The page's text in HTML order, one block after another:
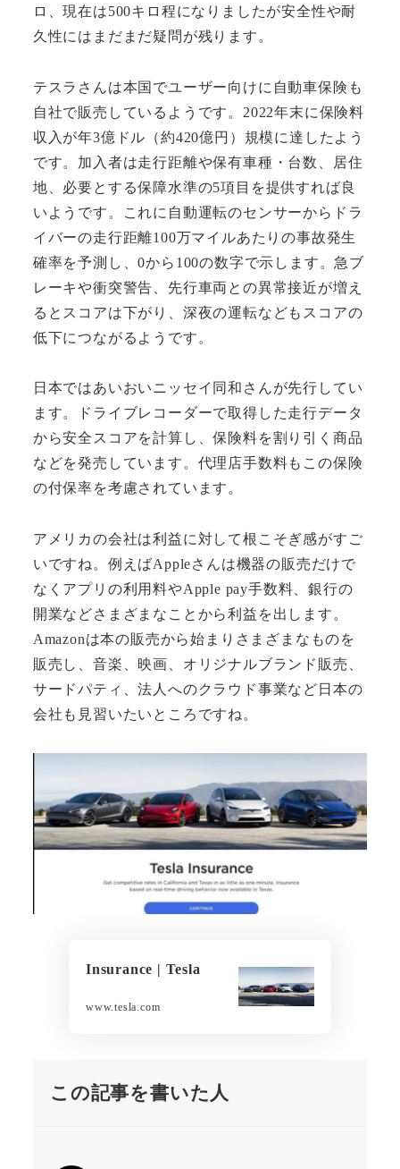
ロ、現在は500キロ程になりましたが安全性や耐
久性にはまだまだ疑問が残ります。
テスラさんは本国でユーザー向けに自動車保険も
自社で販売しているようです。2022年末に保険料
収入が年3億ドル（約420億円）規模に達したよう
です。加入者は走行距離や保有車種・台数、居住
地、必要とする保障水準の5項目を提供すれば良
いようです。これに自動運転のセンサーからドラ
イバーの走行距離100万マイルあたりの事故発生
確率を予測し、0から100の数字で示します。急ブ
レーキや衝突警告、先行車両との異常接近が増え
るとスコアは下がり、深夜の運転などもスコアの
低下につながるようです。
日本ではあいおいニッセイ同和さんが先行してい
ます。ドライブレコーダーで取得した走行データ
から安全スコアを計算し、保険料を割り引く商品
などを発売しています。代理店手数料もこの保険
の付保率を考慮されています。
アメリカの会社は利益に対して根こそぎ感がすご
いですね。例えばAppleさんは機器の販売だけで
なくアプリの利用料やApple pay手数料、銀行の
開業などさまざまなことから利益を出します。
Amazonは本の販売から始まりさまざまなものを
販売し、音楽、映画、オリジナルブランド販売、
サードパティ、法人へのクラウド事業など日本の
会社も見習いたいところですね。
Insurance | Tesla
www.tesla.com
この記事を書いた人